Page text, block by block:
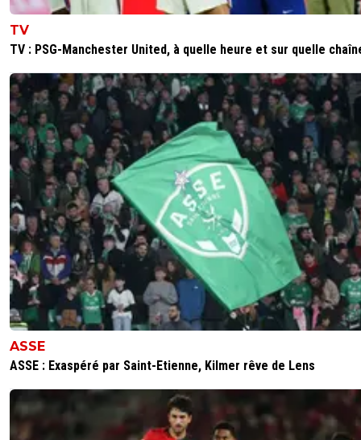
TV
TV : PSG-Manchester United, à quelle heure et sur quelle
ASSE
ASSE : Exaspéré par Saint-Etienne, Kilmer rêve de Lens